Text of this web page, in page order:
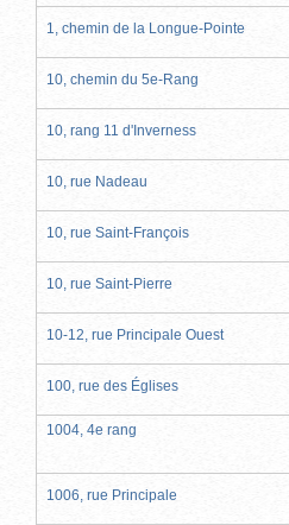
1, chemin de la Longue-Pointe
10, chemin du 5e-Rang
10, rang 11 d'Inverness
10, rue Nadeau
10, rue Saint-François
10, rue Saint-Pierre
10-12, rue Principale Ouest
100, rue des Églises
1004, 4e rang
1006, rue Principale